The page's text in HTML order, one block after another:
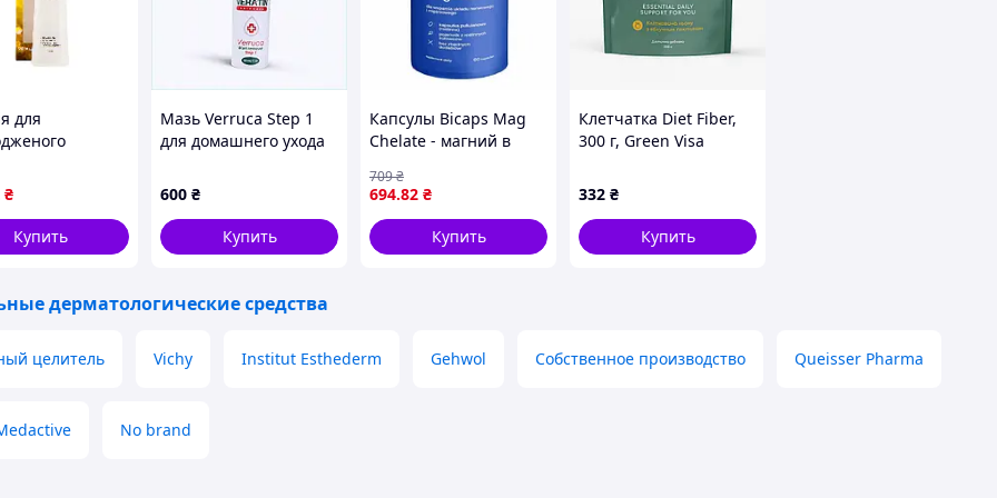
любому компоненту продукта.
детей месте. После открытия флакона
для
1 The
Silk Essence ,
₴
Купить
Мазь Verruca Step 1
для домашнего ухода
68328X87X
600 ₴
Купить
Капсулы Bicaps Mag
Chelate - магний в
нервной системы,
мышц и сердца, 60 шт
694.82 ₴
709₴
Купить
Клетчатка Diet Fiber,
300 г, Green Visa
332 ₴
Купить
дерматологические средства
целитель Vichy Institut Esthederm Gehwol Собственное производство Queisser Pharma
No brand